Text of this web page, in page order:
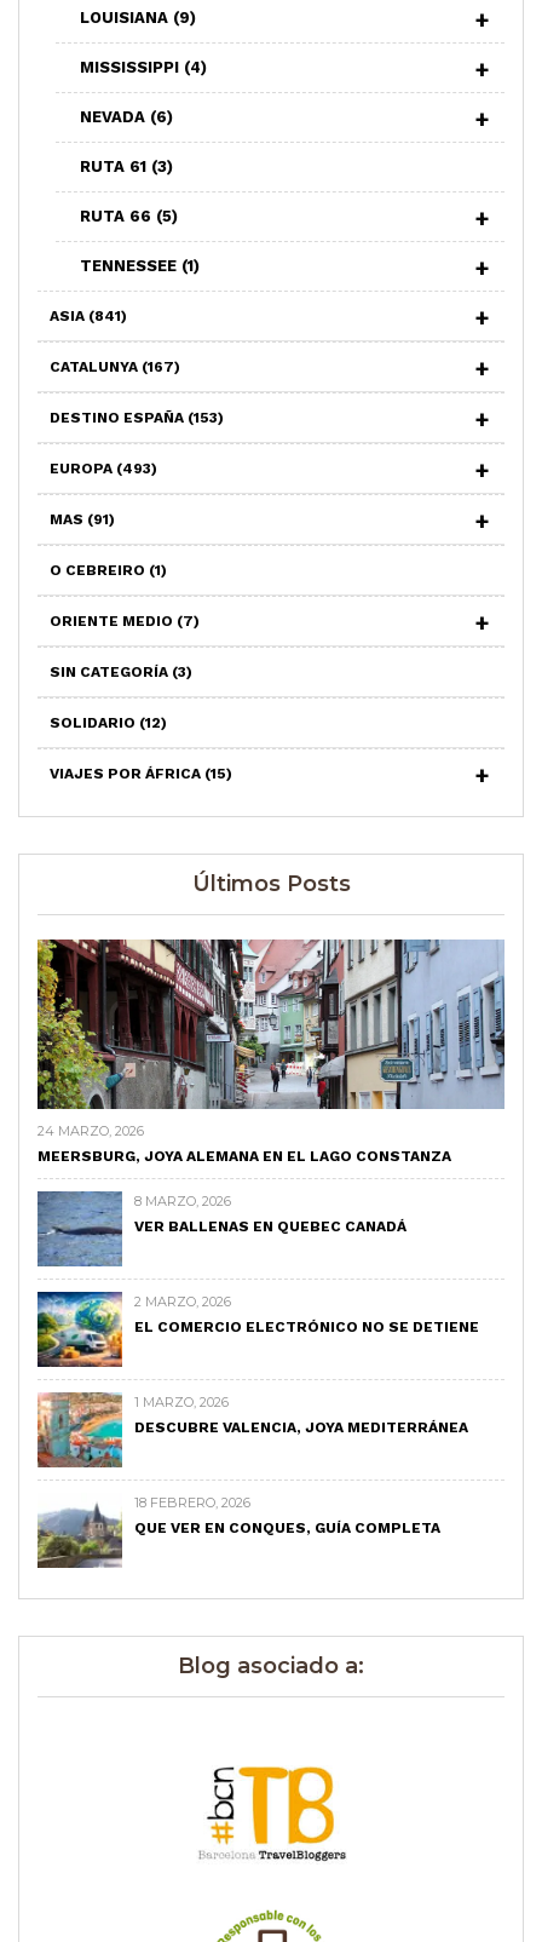
LOUISIANA (9)
MISSISSIPPI (4)
NEVADA (6)
RUTA 61 (3)
RUTA 66 (5)
TENNESSEE (1)
ASIA (841)
CATALUNYA (167)
DESTINO ESPAÑA (153)
EUROPA (493)
MAS (91)
O CEBREIRO (1)
ORIENTE MEDIO (7)
SIN CATEGORÍA (3)
SOLIDARIO (12)
VIAJES POR ÁFRICA (15)
Últimos Posts
24 MARZO, 2026
MEERSBURG, JOYA ALEMANA EN EL LAGO CONSTANZA
8 MARZO, 2026
VER BALLENAS EN QUEBEC CANADÁ
2 MARZO, 2026
EL COMERCIO ELECTRÓNICO NO SE DETIENE
1 MARZO, 2026
DESCUBRE VALENCIA, JOYA MEDITERRÁNEA
18 FEBRERO, 2026
QUE VER EN CONQUES, GUÍA COMPLETA
Blog asociado a: